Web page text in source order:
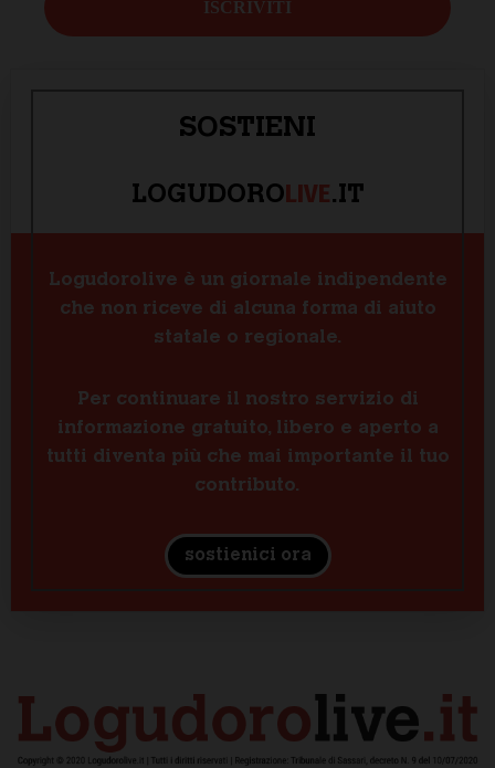
SOSTIENI
LOGUDOROLIVE.IT
Logudorolive è un giornale indipendente
che non riceve di alcuna forma di aiuto
statale o regionale.
Per continuare il nostro servizio di
informazione gratuito, libero e aperto a
tutti diventa più che mai importante il tuo
contributo.
sostienici ora